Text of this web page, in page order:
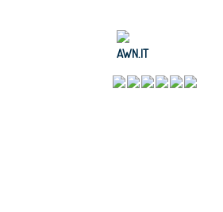
AWN.IT